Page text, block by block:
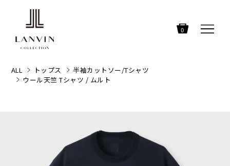
0
ALL トップス
半袖カットソー/Tシャツ
ウール天竺 Tシャツ / ムルト